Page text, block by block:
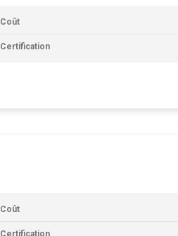
Coût
Certification
Coût
Certification